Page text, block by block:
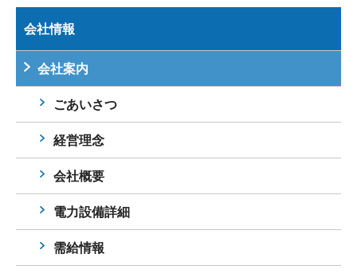
会社情報
会社案内
ごあいさつ
経営理念
会社概要
電力設備詳細
需給情報